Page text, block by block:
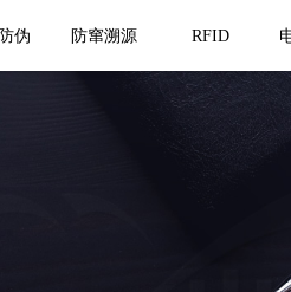
伪 防窜溯源 RFID